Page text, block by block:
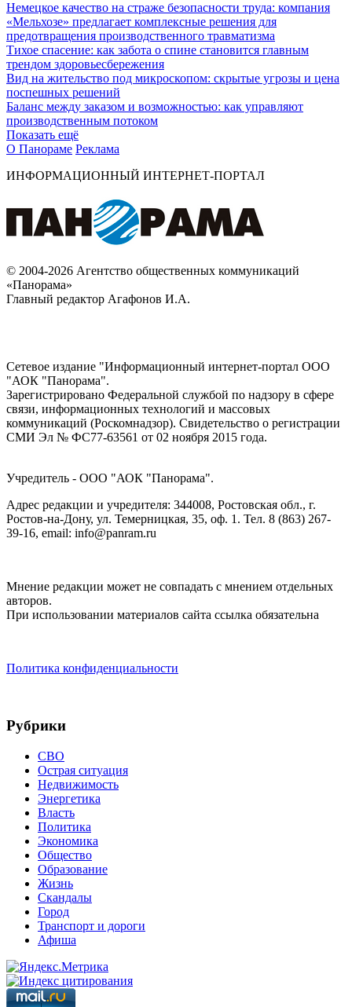
Немецкое качество на страже безопасности труда: компания
«Мельхозе» предлагает комплексные решения для
предотвращения производственного травматизма
Тихое спасение: как забота о спине становится главным
трендом здоровьесбережения
Вид на жительство под микроскопом: скрытые угрозы и цена
поспешных решений
Баланс между заказом и возможностью: как управляют
производственным потоком
Показать ещё
О Панораме Реклама
ИНФОРМАЦИОННЫЙ ИНТЕРНЕТ-ПОРТАЛ
© 2004-2026 Агентство общественных коммуникаций
«Панорама»
Главный редактор Агафонов И.А.
Сетевое издание "Информационный интернет-портал ООО
"АОК "Панорама".
Зарегистрировано Федеральной службой по надзору в сфере
связи, информационных технологий и массовых
коммуникаций (Роскомнадзор). Cвидетельство о регистрации
СМИ Эл № ФС77-63561 от 02 ноября 2015 года.
Учредитель - ООО "АОК "Панорама".
Адрес редакции и учредителя: 344008, Ростовская обл., г.
Ростов-на-Дону, ул. Темерницкая, 35, оф. 1. Тел. 8 (863) 267-
39-16, email: info@panram.ru
Мнение редакции может не совпадать с мнением отдельных
авторов.
При использовании материалов сайта ссылка обязательна
Политика конфиденциальности
Рубрики
СВО
Острая ситуация
Недвижимость
Энергетика
Власть
Политика
Экономика
Общество
Образование
Жизнь
Скандалы
Город
Транспорт и дороги
Афиша